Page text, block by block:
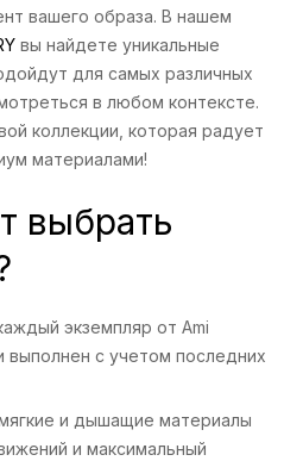
вашего образа. В нашем
вы найдете уникальные
для самых различных
в любом контексте.
коллекции, которая радует
материалами!
выбрать
экземпляр от Ami
выполнен с учетом последних
и дышащие материалы
и максимальный